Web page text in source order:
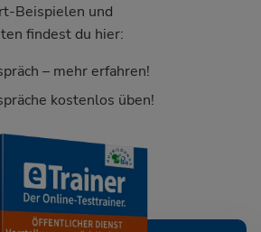
Beispielen und
findest du hier:
– mehr erfahren!
kostenlos üben!